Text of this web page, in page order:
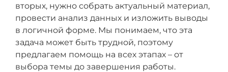
вторых, нужно собрать актуальный материал,
провести анализ данных и изложить выводы
в логичной форме. Мы понимаем, что эта
задача может быть трудной, поэтому
предлагаем помощь на всех этапах – от
выбора темы до завершения работы.